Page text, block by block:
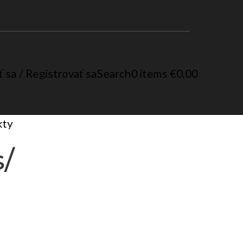
sa / Registrovať saSearch0 items €0,00